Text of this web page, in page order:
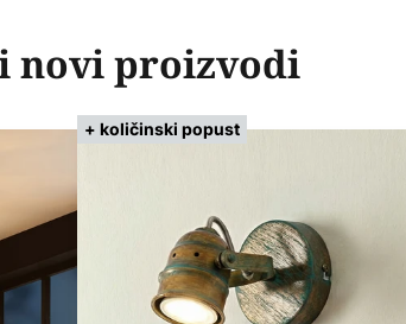
novi proizvodi
+ količinski popust